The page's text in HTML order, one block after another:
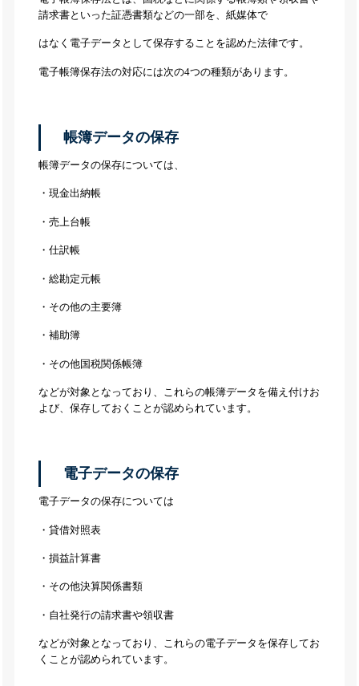
請求書といった証憑書類などの一部を、紙媒体で
はなく電子データとして保存することを認めた法律です。
電子帳簿保存法の対応には次の4つの種類があります。
帳簿データの保存
帳簿データの保存については、
・現金出納帳
・売上台帳
・仕訳帳
・総勘定元帳
・その他の主要簿
・補助簿
・その他国税関係帳簿
などが対象となっており、これらの帳簿データを備え付けお
よび、保存しておくことが認められています。
電子データの保存
電子データの保存については
・貸借対照表
・損益計算書
・その他決算関係書類
・自社発行の請求書や領収書
などが対象となっており、これらの電子データを保存してお
くことが認められています。